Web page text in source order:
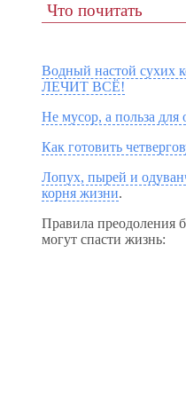
Что почитать
Водный настой сухих
ЛЕЧИТ ВСЁ!
Не мусор, а польза для
Как готовить
Лопух, пырей и
корня жизни.
Правила преодоления
могут спасти жизнь: